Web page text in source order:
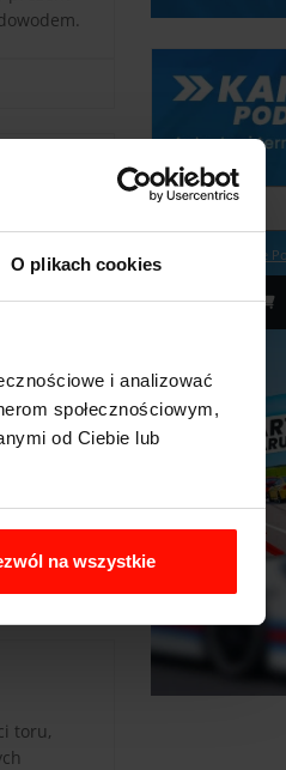
O plikach cookies
i analizować
społecznościowym,
od Ciebie lub
na wszystkie
toru,
Wpisz kwotę
Więcej o Karcie